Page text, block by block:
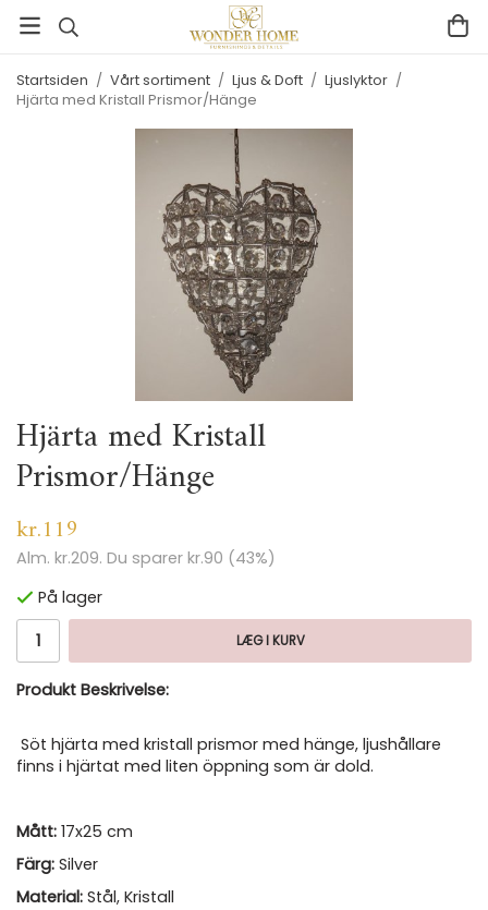
Startsiden / Vårt sortiment / Ljus & Doft / Ljuslyktor /
Hjärta med Kristall Prismor/Hänge
Hjärta med Kristall
Prismor/Hänge
kr.119
Alm. kr.209. Du sparer kr.90 (43%)
På lager
LÆG I KURV
Produkt Beskrivelse:
Söt hjärta med kristall prismor med hänge, ljushållare
finns i hjärtat med liten öppning som är dold.
Mått: 17x25 cm
Färg: Silver
Material: Stål, Kristall